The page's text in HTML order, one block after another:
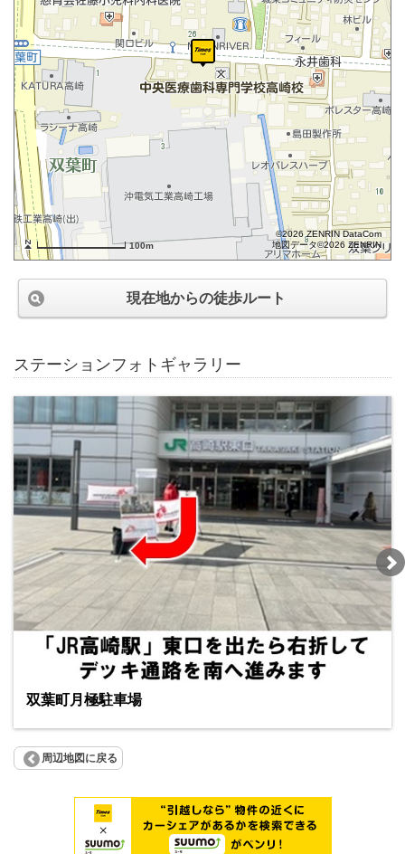
100m
©2026 ZENRIN DataCom
地図データ©2026 ZENRIN
現在地からの徒歩ルート
ステーションフォトギャラリー
双葉町月極駐車場
周辺地図に戻る